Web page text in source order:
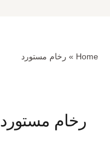
Home
» رخام مستورد
رخام مستورد